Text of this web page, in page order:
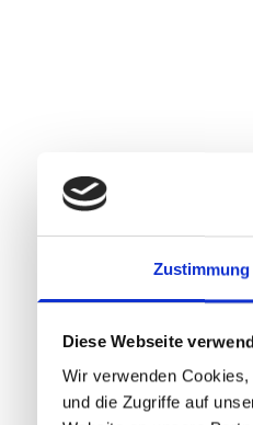
Zustimmung
Diese Webseite
Wir verwenden
und die Zugriffe auf
Anschrift
Celler Möbel
Tischlermeister
Neues Roland 3